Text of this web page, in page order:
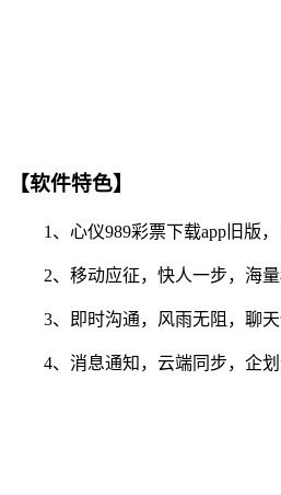
【软件特色】
1、心仪989彩票下载app旧版，
2、移动应征，快人一步，海量
3、即时沟通，风雨无阻，聊天
4、消息通知，云端同步，企划